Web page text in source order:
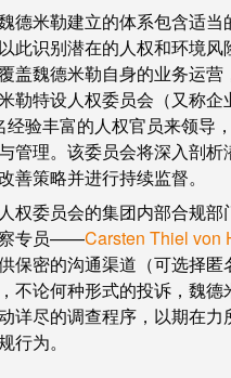
DCS
支
场
德米勒建立的体系包含适当
此识别潜在的人权和环境风
盖魏德米勒自身的业务运营
勒特设人权委员会（又称企
经验丰富的人权官员来领导
管理。该委员会将深入剖析
善策略并进行持续监督。
权委员会的集团内部合规部
察专员——Carsten Thiel von
保密的沟通渠道（可选择
不论何种形式的投诉，魏德
详尽的调查程序，以期在力
行为。